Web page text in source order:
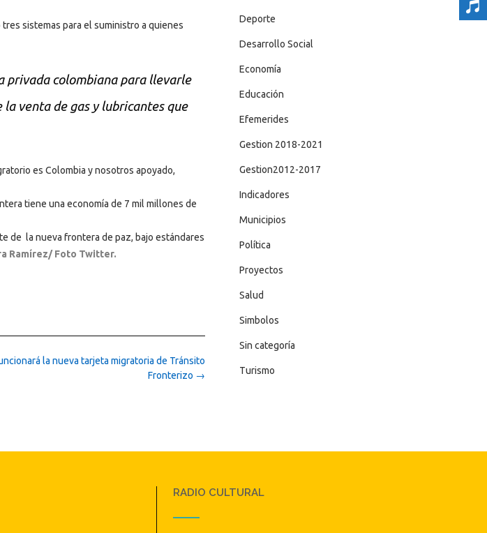
sistemas para el suministro a quienes
privada colombiana para llevarle
venta de gas y lubricantes que
es Colombia y nosotros apoyado,
tiene una economía de 7 mil millones de
de la nueva frontera de paz, bajo estándares
Ramírez/ Foto Twitter.
la nueva tarjeta migratoria de Tránsito
Fronterizo →
Deporte
Desarrollo Social
Economía
Educación
Efemerides
Gestion 2018-2021
Gestion2012-2017
Indicadores
Municipios
Política
Proyectos
Salud
Simbolos
Sin categoría
Turismo
RADIO CULTURAL